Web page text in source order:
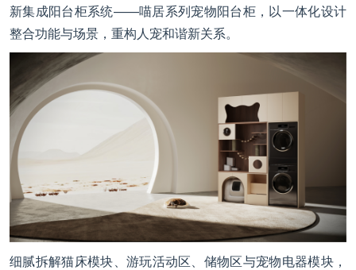
新集成阳台柜系统——喵居系列宠物阳台柜，以一体化设计
整合功能与场景，重构人宠和谐新关系。
细腻拆解猫床模块、游玩活动区、储物区与宠物电器模块，